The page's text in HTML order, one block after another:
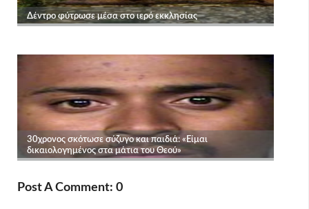
Post A Comment: 0